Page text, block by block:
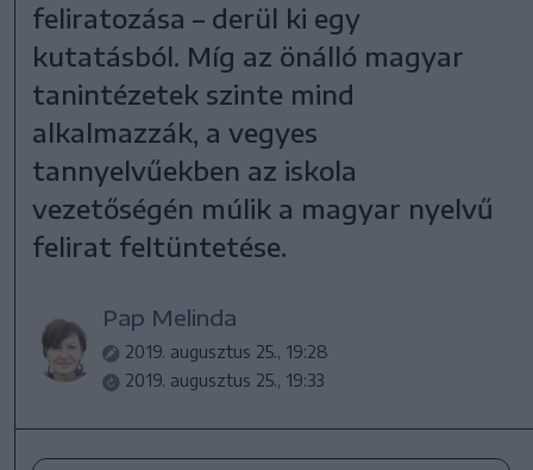
feliratozása – derül ki egy
kutatásból. Míg az önálló magyar
tanintézetek szinte mind
alkalmazzák, a vegyes
tannyelvűekben az iskola
vezetőségén múlik a magyar nyelvű
felirat feltüntetése.
Pap Melinda
2019. augusztus 25., 19:28
2019. augusztus 25., 19:33